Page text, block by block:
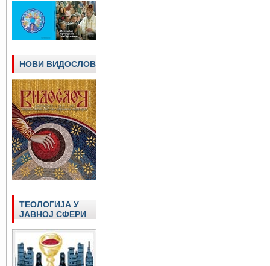
НОВИ ВИДОСЛОВ
ТЕОЛОГИЈА У
ЈАВНОЈ СФЕРИ